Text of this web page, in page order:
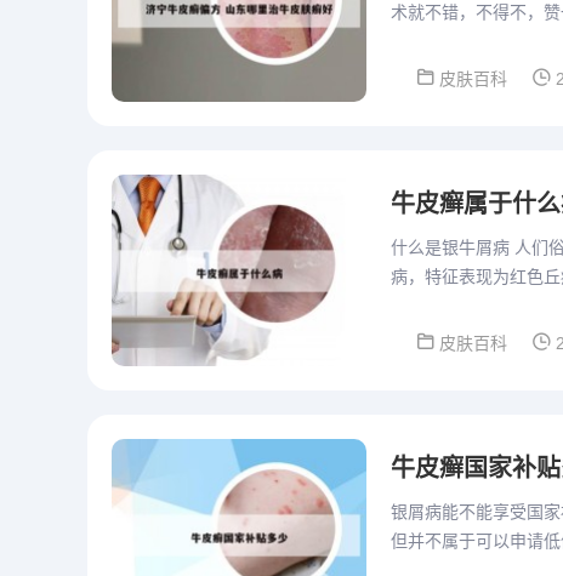
术就不错，不得不，
皮肤百科
牛皮癣属于什
什么是银牛屑病 人们
病，特征表现为红色
皮肤百科
牛皮癣国家补
银屑病能不能享受国
但并不属于可以申请